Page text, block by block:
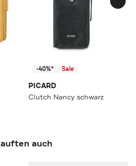
-40%* Sale
PICARD
Clutch Nancy schwarz
auch